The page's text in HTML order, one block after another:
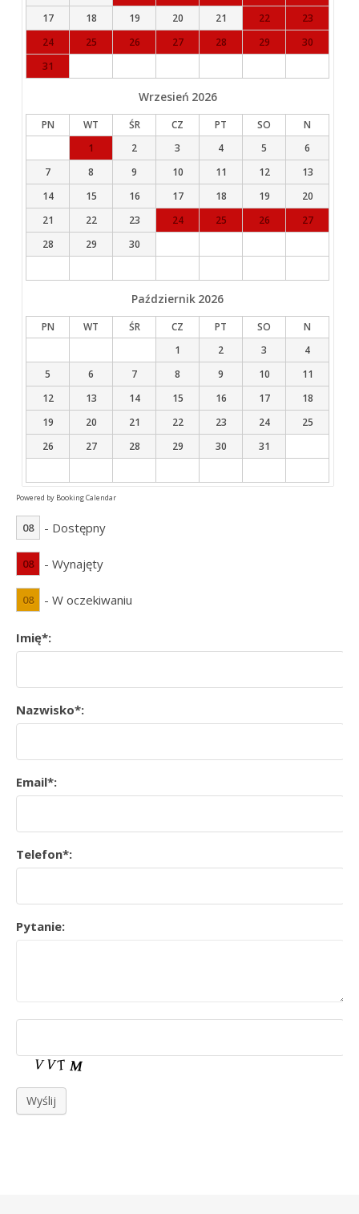
17
18 19 20 21 22
23
24
25 26 27 28 29
30
31
Wrzesień 2026
PN WT ŚR CZ PT SO
N
1
2 3 4 5
6
7
8 9 10 11 12
13
14
15 16 17 18 19
20
21
22 23 24 25 26
27
28
29 30
Październik 2026
PN WT ŚR CZ PT SO
N
1
2 3
4
5
6 7 8 9 10
11
12
13 14 15 16 17
18
19
20 21 22 23 24
25
26
27 28 29 30 31
Powered by Booking Calendar
08 - Dostępny
08 - Wynajęty
08 - W oczekiwaniu
Imię*:
Nazwisko*:
Email*:
Telefon*:
Pytanie:
Wyślij